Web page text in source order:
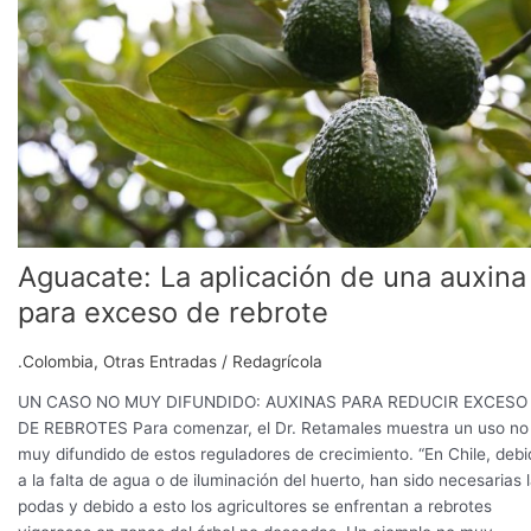
Aguacate: La aplicación de una auxina
para exceso de rebrote
.Colombia, Otras Entradas / Redagrícola
UN CASO NO MUY DIFUNDIDO: AUXINAS PARA REDUCIR EXCESO
DE REBROTES Para comenzar, el Dr. Retamales muestra un uso no
muy difundido de estos reguladores de crecimiento. “En Chile,
a la falta de agua o de iluminación del huerto, han sido necesarias
podas y debido a esto los agricultores se enfrentan a rebrotes
aplicación
de
una
auxina
para
exceso
de
rebrote